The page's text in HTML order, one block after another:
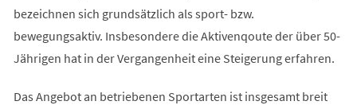
bezeichnen sich grundsätzlich als sport- bzw.
bewegungsaktiv. Insbesondere die Aktivenqoute der über 50-
Jährigen hat in der Vergangenheit eine Steigerung erfahren.
Das Angebot an betriebenen Sportarten ist insgesamt breit